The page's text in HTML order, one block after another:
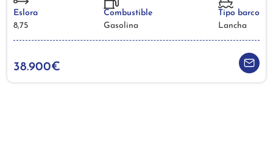
Eslora
8,75
Combustible
Gasolina
Tipo barco
Lancha
38.900€